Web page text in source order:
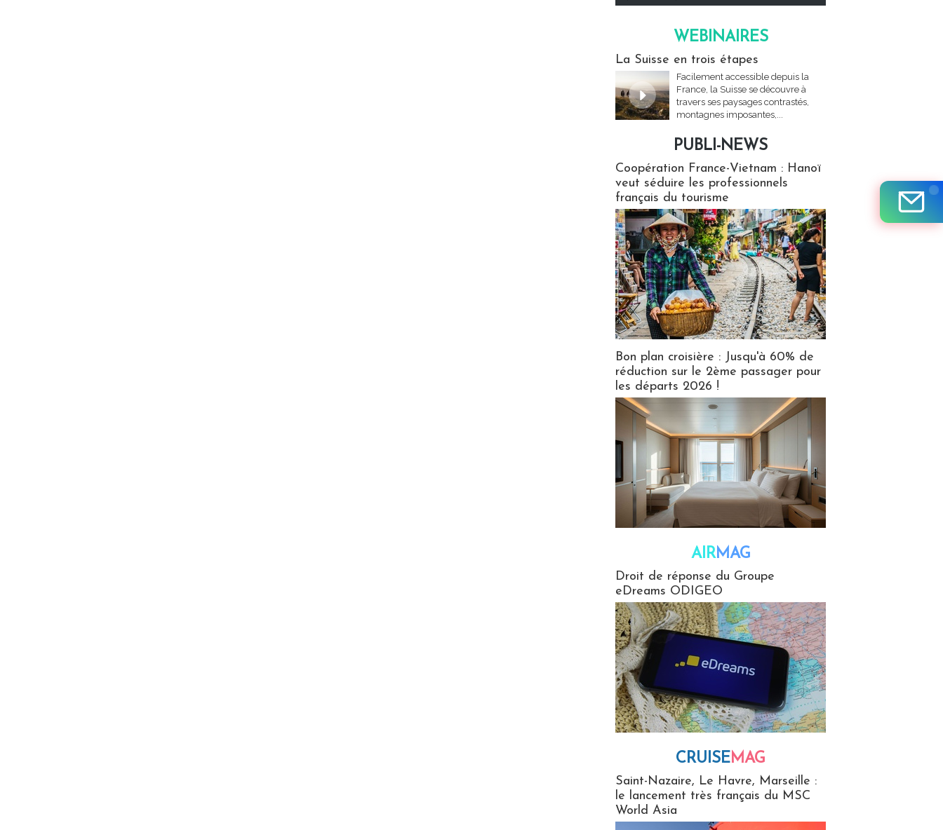
WEBINAIRES
La Suisse en trois étapes
Facilement accessible depuis la
France, la Suisse se découvre à
travers ses paysages contrastés,
montagnes imposantes,...
PUBLI-NEWS
Coopération France-Vietnam : Hanoï
veut séduire les professionnels
français du tourisme
Bon plan croisière : Jusqu'à 60% de
réduction sur le 2ème passager pour
les départs 2026 !
AIRMAG
Droit de réponse du Groupe
eDreams ODIGEO
CRUISEMAG
Saint-Nazaire, Le Havre, Marseille :
le lancement très français du MSC
World Asia